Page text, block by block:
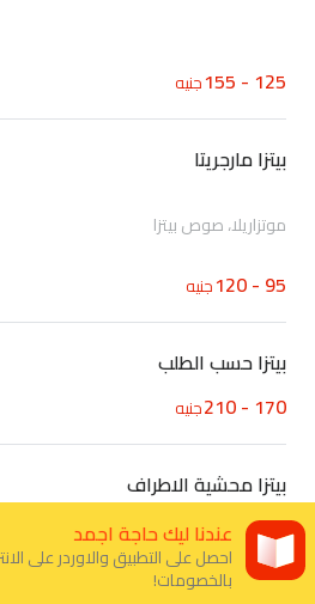
125 - 155 جنيه
بيتزا مارجريتا
موتزاريلا، صوص بيتزا
95 - 120 جنيه
بيتزا حسب الطلب
170 - 210
جنيه
بيتزا محشية الاطراف
موتزاريلا، طماطم، فلفل، زيتون، مشروم
عندنا ليك حاجة اجمد
احصل على التطبيق والاوردر على
بالخصومات!